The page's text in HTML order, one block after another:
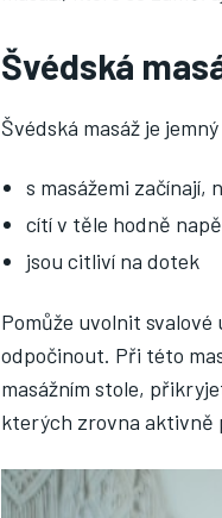
Švédská
Švédská masáž je
s masážemi začínají,
cítí v těle hodně
jsou citliví na dotek
Pomůže uvolnit
odpočinout. Při této
masážním stole,
kterých zrovna aktivně